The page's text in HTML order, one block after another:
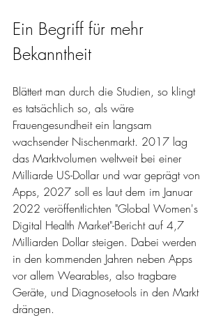
Ein Begriff für mehr
Bekanntheit
Blättert man durch die Studien, so klingt
es tatsächlich so, als wäre
Frauengesundheit ein langsam
wachsender Nischenmarkt. 2017 lag
das Marktvolumen weltweit bei einer
Milliarde US-Dollar und war geprägt von
Apps, 2027 soll es laut dem im Januar
2022 veröffentlichten "Global Women's
Digital Health Market"-Bericht auf 4,7
Milliarden Dollar steigen. Dabei werden
in den kommenden Jahren neben Apps
vor allem Wearables, also tragbare
Geräte, und Diagnosetools in den Markt
drängen.